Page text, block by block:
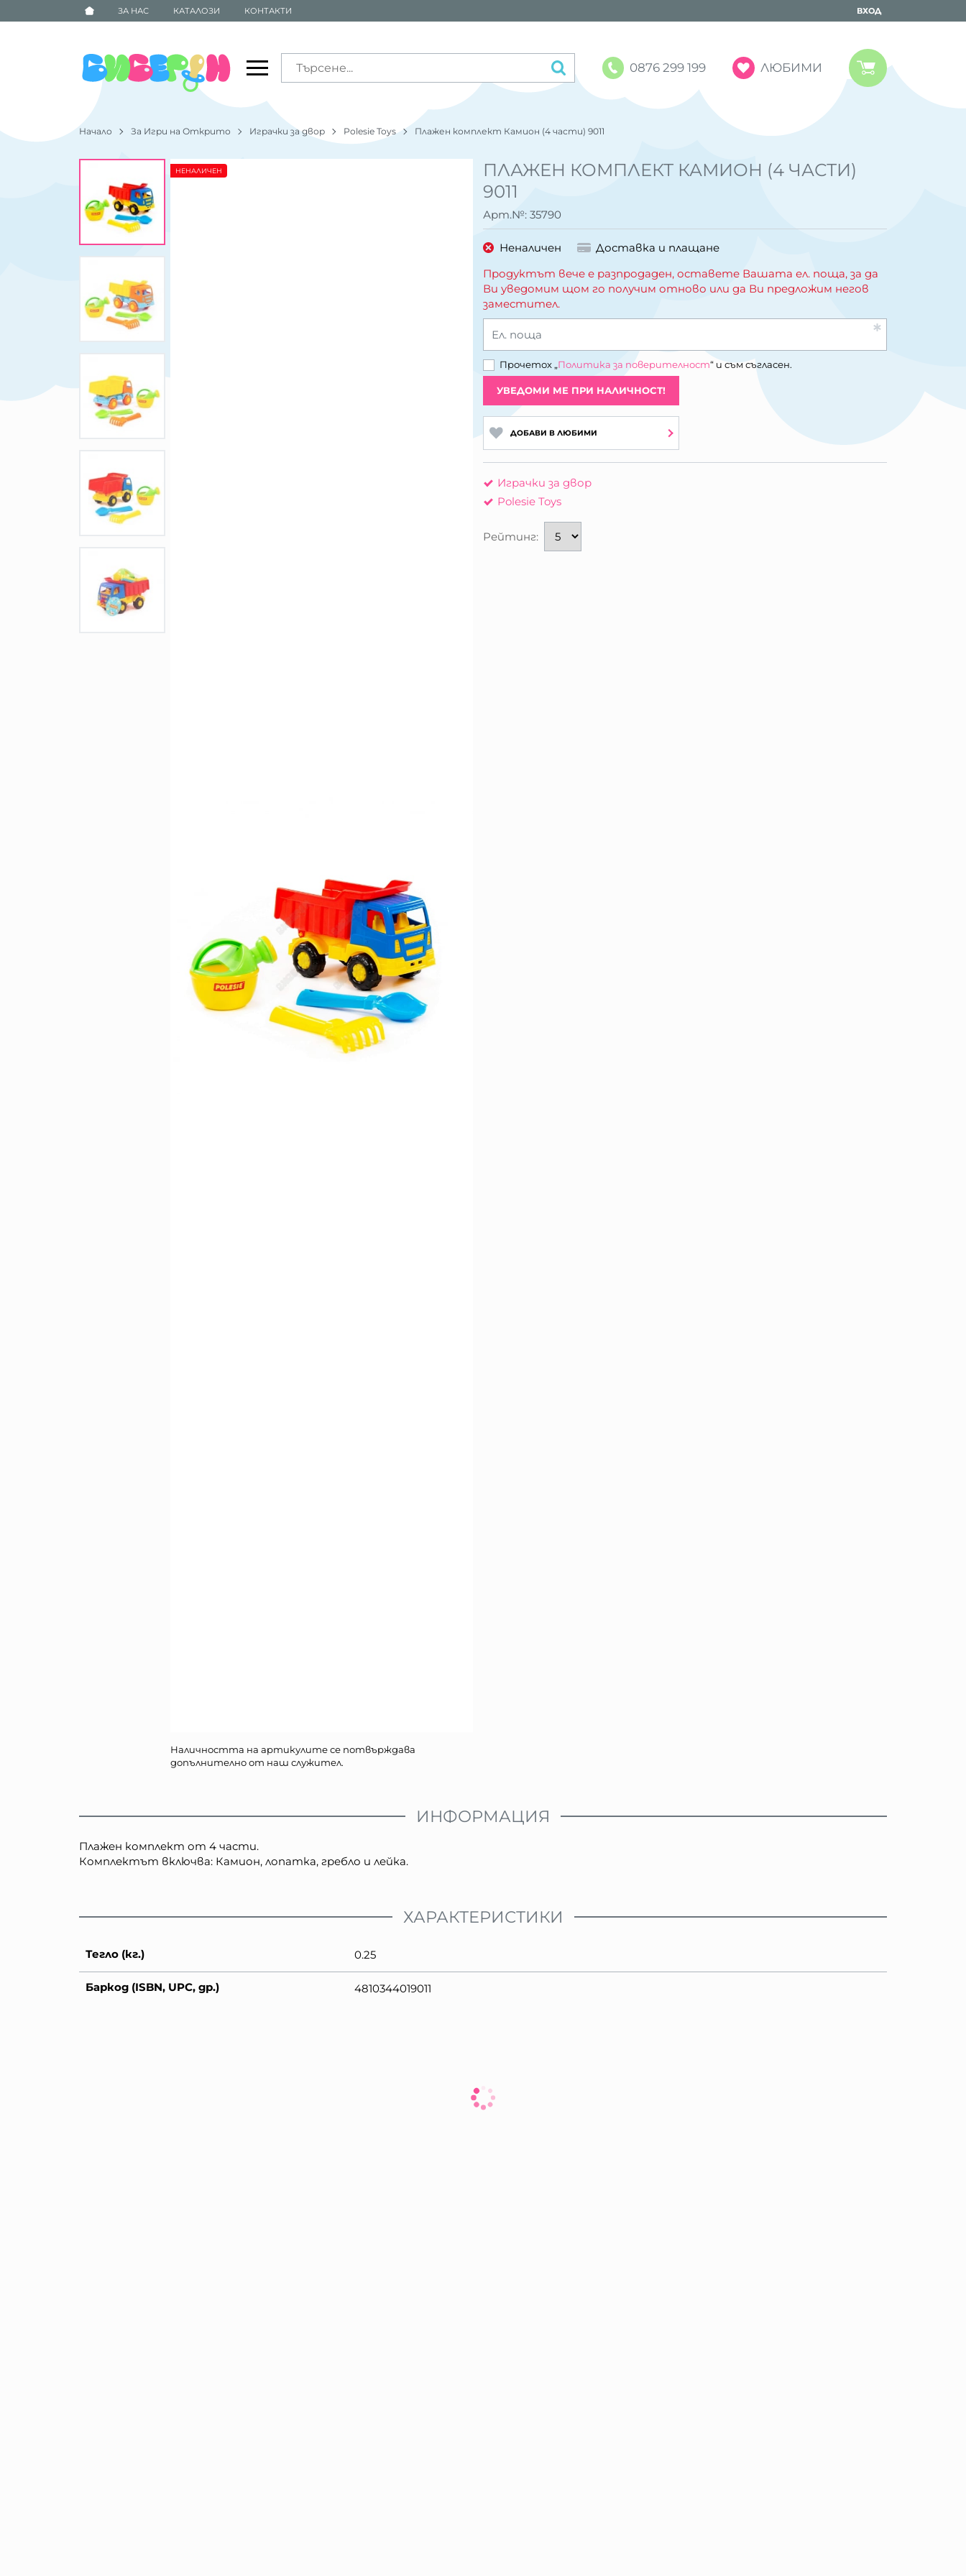
ЗА НАС КАТАЛОЗИ КОНТАКТИ ВХОД
0876 299 199 ЛЮБИМИ
Начало За Игри на Открито Играчки за двор Polesie Toys Плажен комплект Камион (4 части) 9011
ПЛАЖЕН КОМПЛЕКТ КАМИОН (4 ЧАСТИ)
9011
Арт.№: 35790
Наличността на артикулите се потвърждава
допълнително от наш служител.
НЕНАЛИЧЕН
Неналичен
Доставка и плащане
Продуктът вече е разпродаден, оставете Вашата ел. поща, за да
Ви уведомим щом го получим отново или да Ви предложим негов
заместител.
Ел. поща
Прочетох „Политика за поверителност“ и съм съгласен.
УВЕДОМИ МЕ ПРИ НАЛИЧНОСТ!
ДОБАВИ В ЛЮБИМИ
Играчки за двор
Polesie Toys
Рейтинг:
ИНФОРМАЦИЯ
Плажен комплект от 4 части.
Комплектът включва: Камион, лопатка, гребло и лейка.
ХАРАКТЕРИСТИКИ
Тегло (кг.) 0.25
Баркод (ISBN, UPC, др.) 4810344019011